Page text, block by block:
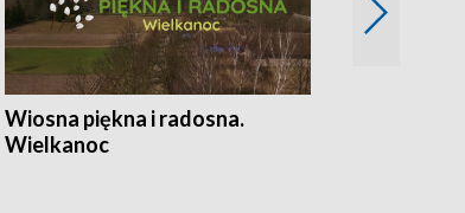
Wiosna piękna i radosna.
Wielkanoc